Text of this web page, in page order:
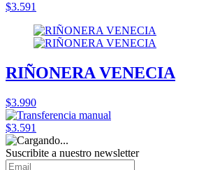
$3.591
RIÑONERA VENECIA
$3.990
$3.591
Suscribite a nuestro newsletter